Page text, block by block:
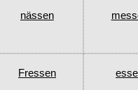
nässen
Fressen